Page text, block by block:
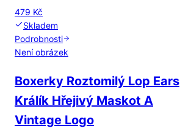
479 Kč
Skladem
Podrobnosti
Není obrázek
Boxerky Roztomilý Lop Ears
Králík Hřejivý Maskot A
Vintage Logo